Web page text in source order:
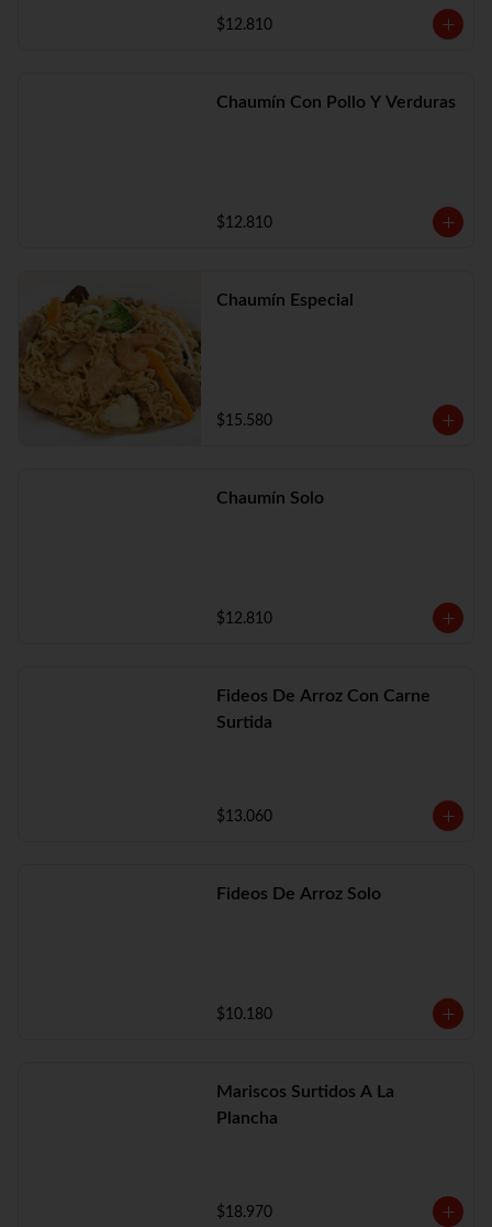
$12.810
Chaumín Con Pollo Y Verduras
$12.810
Chaumín Especial
$15.580
Chaumín Solo
$12.810
Fideos De Arroz Con Carne
Surtida
$13.060
Fideos De Arroz Solo
$10.180
Mariscos Surtidos A La
Plancha
$18.970